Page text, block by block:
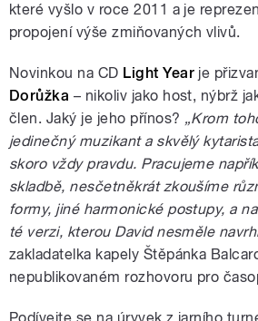
které vyšlo v roce 2011 a je
propojení výše zmiňovaných vlivů.
Novinkou na CD Light Year je
Dorůžka – nikoliv jako host, nýbrž
člen. Jaký je jeho přínos? „Krom
jedinečný muzikant a skvělý
skoro vždy pravdu. Pracujeme
skladbě, nesčetněkrát zkoušíme
formy, jiné harmonické postupy, a
té verzi, kterou David nesměle
zakladatelka kapely Štěpánka
nepublikovaném rozhovoru pro